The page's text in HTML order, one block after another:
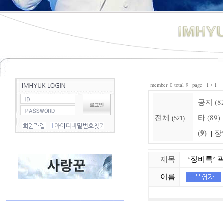
member 0 total 9 page 1 / 1
전체 (521)
공지
타 (89)
(9) |
제목 ‘징비록’
이름